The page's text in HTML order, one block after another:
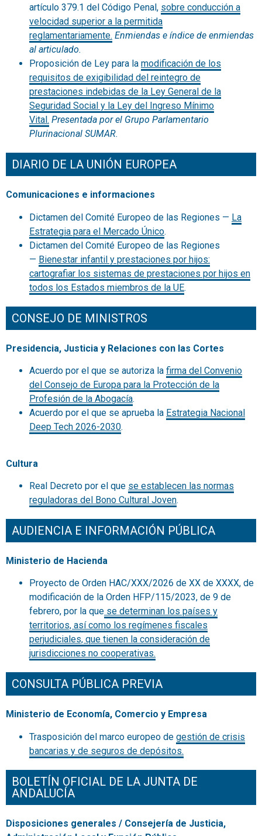
artículo 379.1 del Código Penal, sobre conducción a
velocidad superior a la permitida
reglamentariamente. Enmiendas e índice de enmiendas
al articulado.
Proposición de Ley para la modificación de los
requisitos de exigibilidad del reintegro de
prestaciones indebidas de la Ley General de la
Seguridad Social y la Ley del Ingreso Mínimo
Vital. Presentada por el Grupo Parlamentario
Plurinacional SUMAR.
DIARIO DE LA UNIÓN EUROPEA
Comunicaciones e informaciones
Dictamen del Comité Europeo de las Regiones — La
Estrategia para el Mercado Único.
Dictamen del Comité Europeo de las Regiones
— Bienestar infantil y prestaciones por hijos:
cartografiar los sistemas de prestaciones por hijos en
todos los Estados miembros de la UE.
CONSEJO DE MINISTROS
Presidencia, Justicia y Relaciones con las Cortes
Acuerdo por el que se autoriza la firma del Convenio
del Consejo de Europa para la Protección de la
Profesión de la Abogacía.
Acuerdo por el que se aprueba la Estrategia Nacional
Deep Tech 2026-2030.
Cultura
Real Decreto por el que se establecen las normas
reguladoras del Bono Cultural Joven.
AUDIENCIA E INFORMACIÓN PÚBLICA
Ministerio de Hacienda
Proyecto de Orden HAC/XXX/2026 de XX de XXXX, de
modificación de la Orden HFP/115/2023, de 9 de
febrero, por la que se determinan los países y
territorios, así como los regímenes fiscales
perjudiciales, que tienen la consideración de
jurisdicciones no cooperativas.
CONSULTA PÚBLICA PREVIA
Ministerio de Economía, Comercio y Empresa
Trasposición del marco europeo de gestión de crisis
bancarias y de seguros de depósitos.
BOLETÍN OFICIAL DE LA JUNTA DE
ANDALUCÍA
Disposiciones generales / Consejería de Justicia,